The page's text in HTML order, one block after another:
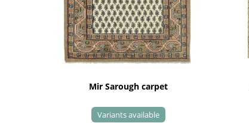
Mir Sarough carpet
Variants available